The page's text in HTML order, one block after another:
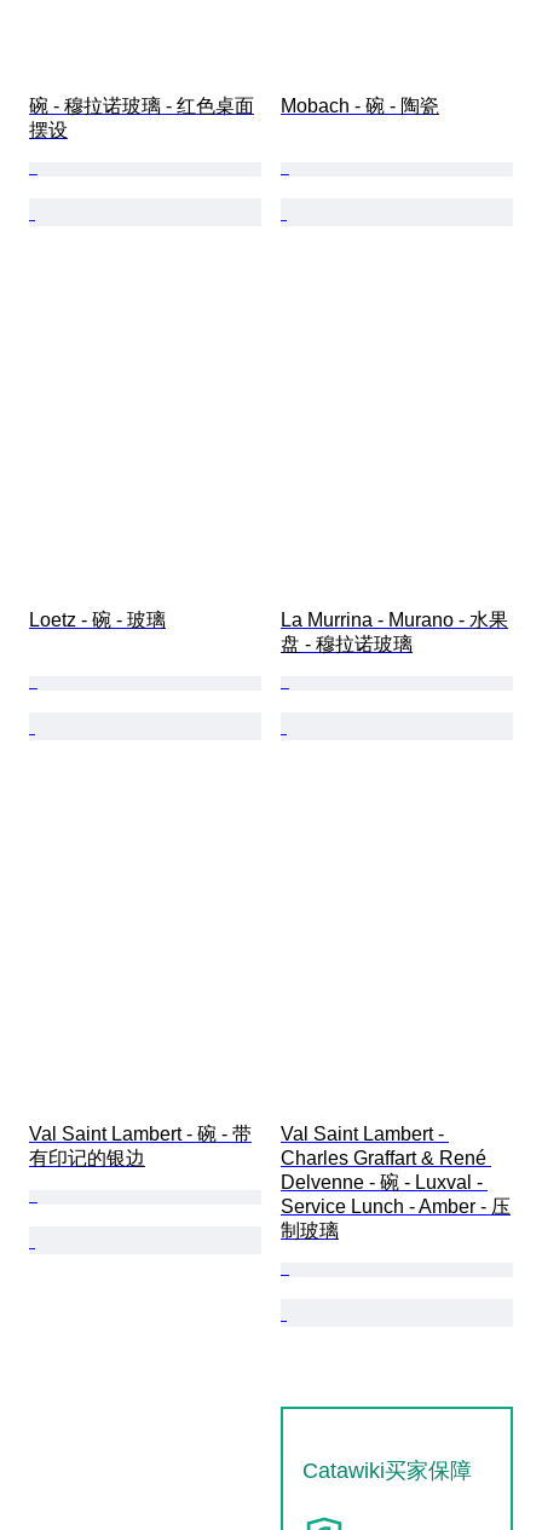
碗 - 穆拉诺玻璃 - 红色桌面
摆设
Mobach - 碗 - 陶瓷
Loetz - 碗 - 玻璃
La Murrina - Murano - 水果
盘 - 穆拉诺玻璃
Val Saint Lambert - 碗 - 带
有印记的银边
Val Saint Lambert -
Charles Graffart & René
Delvenne - 碗 - Luxval -
Service Lunch - Amber - 压
制玻璃
Catawiki买家保障